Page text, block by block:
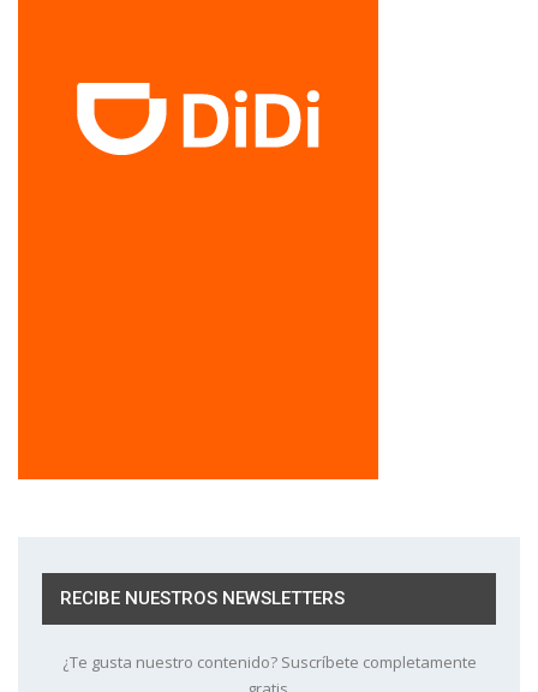
RECIBE NUESTROS NEWSLETTERS
¿Te gusta nuestro contenido? Suscríbete completamente